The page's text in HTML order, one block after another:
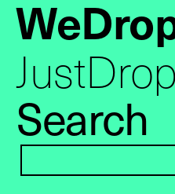
Search